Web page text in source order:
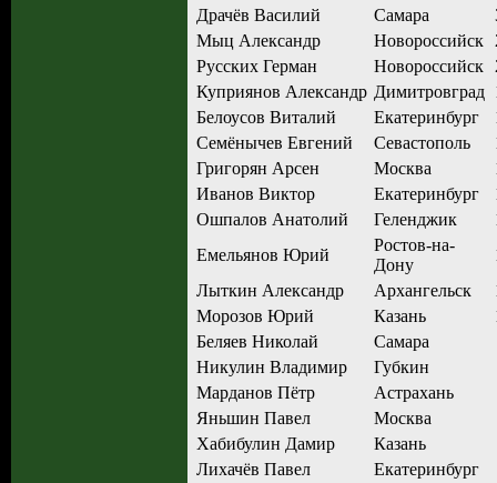
Драчёв Василий
Самара
Мыц Александр
Новороссийск
Русских Герман
Новороссийск
Куприянов Александр Димитровград
Белоусов Виталий
Екатеринбург
Семёнычев Евгений
Севастополь
Григорян Арсен
Москва
Иванов Виктор
Екатеринбург
Ошпалов Анатолий
Геленджик
Емельянов Юрий
Ростов-на-
Дону
Лыткин Александр
Архангельск
Морозов Юрий
Казань
Беляев Николай
Самара
Никулин Владимир
Губкин
Марданов Пётр
Астрахань
Яньшин Павел
Москва
Хабибулин Дамир
Казань
Лихачёв Павел
Екатеринбург